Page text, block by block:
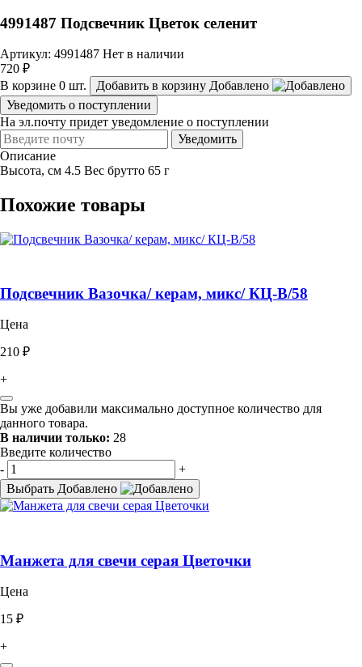
4991487 Подсвечник Цветок селенит
Артикул: 4991487 Нет в наличии
720 ₽
В корзине 0 шт. Добавить в корзину Добавлено
Уведомить о поступлении
На эл.почту придет уведомление о поступлении
Уведомить
Описание
Высота, см 4.5 Вес брутто 65 г
Похожие товары
Подсвечник Вазочка/ керам, микс/ КЦ-В/58
Цена
210 ₽
+
Вы уже добавили максимально доступное количество для
данного товара.
В наличии только: 28
Введите количество
-
+
Выбрать Добавлено
Манжета для свечи серая Цветочки
Цена
15 ₽
+